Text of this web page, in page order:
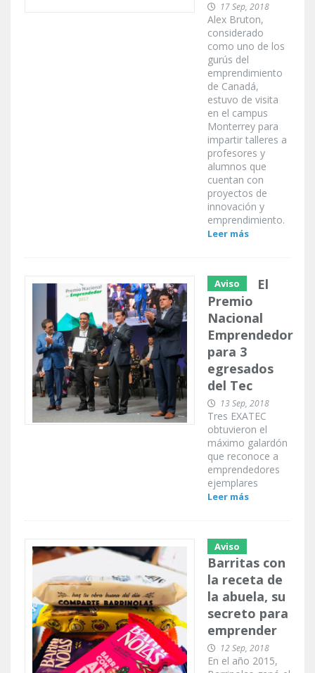
17 Sep, 2018
Alex Bruton,
considerado
como uno de los
gurús del
emprendimiento
de Canadá,
estuvo de visita
en el campus
Monterrey para
impartir talleres a
profesores y
alumnos que
cuentan con
proyectos de
innovación y
emprendimiento.
Leer más
Aviso
El
Premio
Nacional
Emprendedor
para 3
egresados
del Tec
13 Sep, 2018
Tres EXATEC
obtuvieron el
máximo galardón
que reconoce a
emprendedores
ejemplares
Leer más
Aviso
Barritas con
la receta de
la abuela, su
secreto para
emprender
12 Sep, 2018
En el año 2015,